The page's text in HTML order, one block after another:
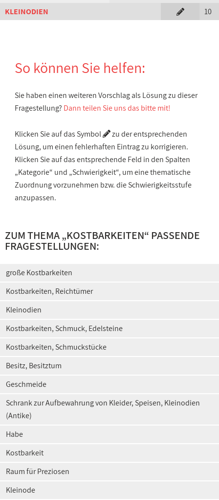
KLEINODIEN
10
So können Sie helfen:
Sie haben einen weiteren Vorschlag als Lösung zu dieser
Fragestellung? Dann teilen Sie uns das bitte mit!
Klicken Sie auf das Symbol
zu der entsprechenden
Lösung, um einen fehlerhaften Eintrag zu korrigieren.
Klicken Sie auf das entsprechende Feld in den Spalten
„Kategorie“ und „Schwierigkeit“, um eine thematische
Zuordnung vorzunehmen bzw. die Schwierigkeitsstufe
anzupassen.
ZUM THEMA „KOSTBARKEITEN“ PASSENDE
FRAGESTELLUNGEN:
große Kostbarkeiten
Kostbarkeiten, Reichtümer
Kleinodien
Kostbarkeiten, Schmuck, Edelsteine
Kostbarkeiten, Schmuckstücke
Besitz, Besitztum
Geschmeide
Schrank zur Aufbewahrung von Kleider, Speisen, Kleinodien
(Antike)
Habe
Kostbarkeit
Raum für Preziosen
Kleinode